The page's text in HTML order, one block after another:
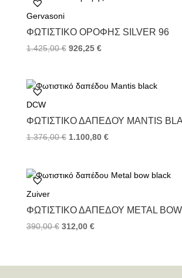
Gervasoni
ΦΩΤΙΣΤΙΚΌ ΟΡΟΦΉΣ SILVER 96
1.425,00€ 926,25 €
DCW
ΦΩΤΙΣΤΙΚΌ ΔΑΠΈΔΟΥ MANTIS
1.376,00€ 1.100,80 €
Zuiver
ΦΩΤΙΣΤΙΚΌ ΔΑΠΈΔΟΥ METAL
390,00€ 312,00 €